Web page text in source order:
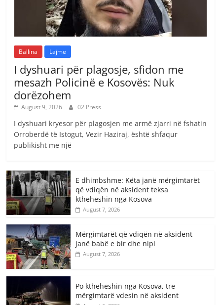
Ballina Lajme
I dyshuari për plagosje, sfidon me
mesazh Policinë e Kosovës: Nuk
dorëzohem
August 9, 2026 02 Press
I dyshuari kryesor për plagosjen me armë zjarri në fshatin
Orroberdë të Istogut, Vezir Haziraj, është shfaqur
publikisht me një
E dhimbshme: Këta janë mërgimtarët
që vdiqën në aksident teksa
ktheheshin nga Kosova
August 7, 2026
Mërgimtarët që vdiqën në aksident
janë babë e bir dhe nipi
August 7, 2026
Po ktheheshin nga Kosova, tre
mërgimtarë vdesin në aksident